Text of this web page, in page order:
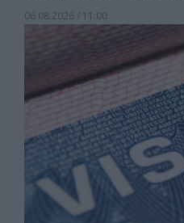
06.08.2026 / 11:00